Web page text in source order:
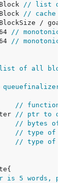
// list of
// cache of
// monotonic
// monotonic
of all
queuefinalizer.
// function
// ptr to
// bytes of
// type of
// type of ptr
is 5 words,